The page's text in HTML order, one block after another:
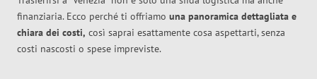
finanziaria. Ecco perché ti offriamo una panoramica dettagliata e
chiara dei costi, così saprai esattamente cosa aspettarti, senza
costi nascosti o spese impreviste.